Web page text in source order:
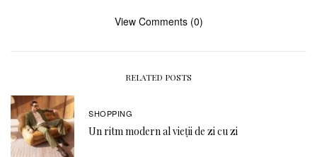
View Comments (0)
RELATED POSTS
SHOPPING
Un ritm modern al vieții de zi cu zi